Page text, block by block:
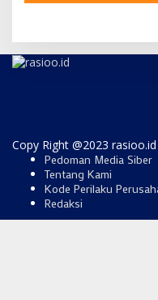
Copy Right @2023 rasioo.id
Pedoman Media Siber
Tentang Kami
Kode Perilaku
Redaksi